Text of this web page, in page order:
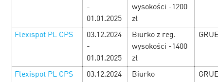
-
01.01.2025
wysokości -1200
zł
Flexispot PL CPS
03.12.2024
-
01.01.2025
Biurko z reg.
wysokości -1400
zł
Flexispot PL CPS
03.12.2024
Biurko